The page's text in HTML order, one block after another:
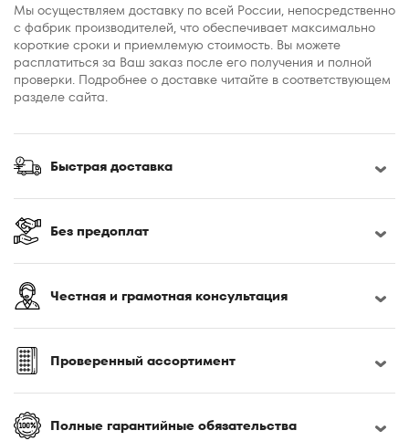
160x195
160x200
160x210
160x220
170x200
180x190
180x195
180x210
180x220
185x200
190x200
200x200
200x210
Мы осуществляем доставку по всей России, непосредственно
с фабрик производителей, что обеспечивает максимально
короткие сроки и приемлемую стоимость. Вы можете
расплатиться за Ваш заказ после его получения и полной
проверки. Подробнее о доставке читайте в соответствующем
разделе сайта.
Быстрая доставка
Без предоплат
Честная и грамотная консультация
Проверенный ассортимент
Полные гарантийные обязательства